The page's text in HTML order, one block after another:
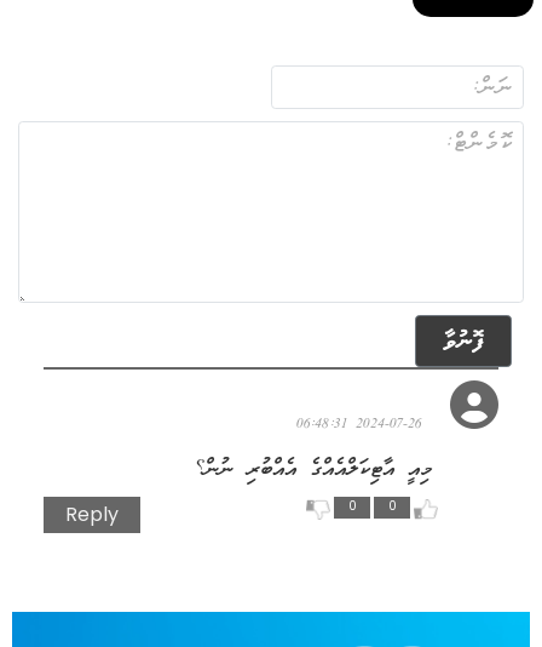
ފޮނުވާ
2024-07-26 06:48:31
މިއީ އާޓިކަލްއެއްގެ އެއްބުރި ނުން؟
Reply 0
0